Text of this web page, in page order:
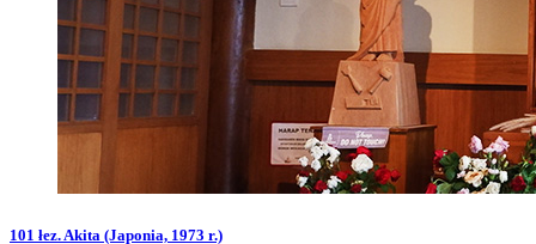
101 łez. Akita (Japonia, 1973 r.)